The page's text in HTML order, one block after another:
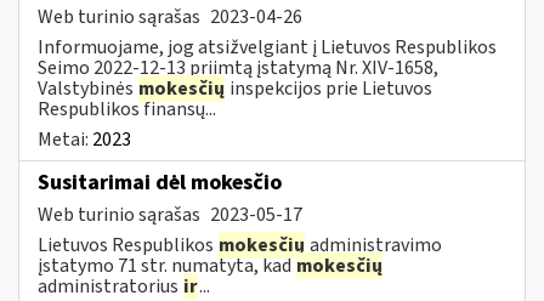
Web turinio sąrašas 2023-04-26
Informuojame, jog atsižvelgiant į Lietuvos Respublikos
Seimo 2022-12-13 priimtą įstatymą Nr. XIV-1658,
Valstybinės mokesčių inspekcijos prie Lietuvos
Respublikos finansų...
Metai: 2023
Susitarimai dėl mokesčio
Web turinio sąrašas 2023-05-17
Lietuvos Respublikos mokesčių administravimo
įstatymo 71 str. numatyta, kadmokesčių
administratorius ir...